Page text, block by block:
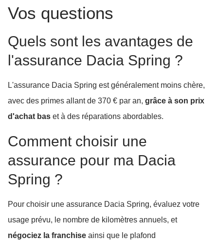
Vos questions
Quels sont les avantages de
l'assurance Dacia Spring ?
L'assurance Dacia Spring est généralement moins chère,
avec des primes allant de 370 € par an, grâce à son prix
d'achat bas et à des réparations abordables.
Comment choisir une
assurance pour ma Dacia
Spring ?
Pour choisir une assurance Dacia Spring, évaluez votre
usage prévu, le nombre de kilomètres annuels, et
négociez la franchise ainsi que le plafond